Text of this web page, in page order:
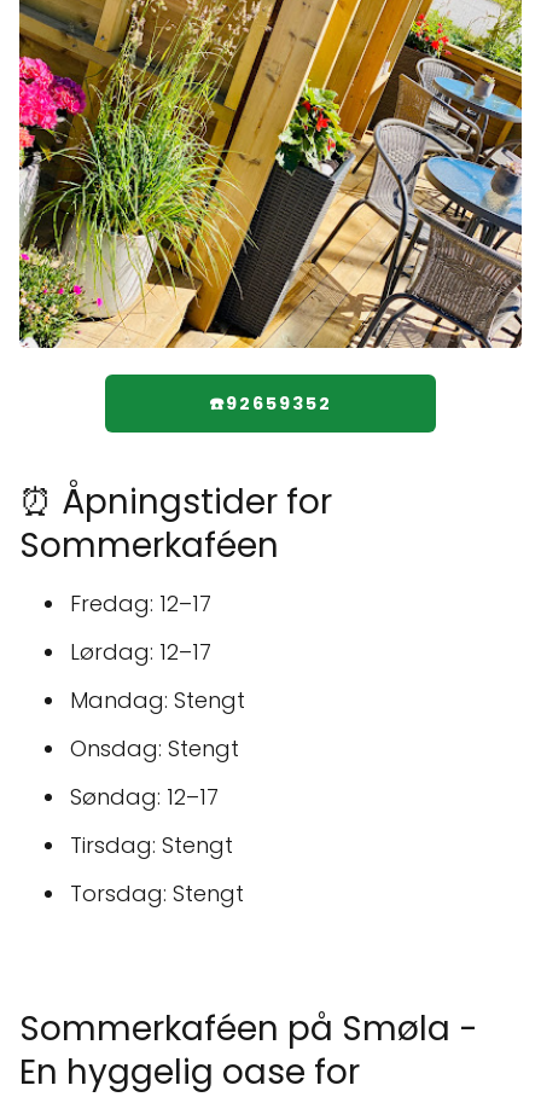
☎️92659352
⏰ Åpningstider for
Sommerkaféen
Fredag: 12–17
Lørdag: 12–17
Mandag: Stengt
Onsdag: Stengt
Søndag: 12–17
Tirsdag: Stengt
Torsdag: Stengt
Sommerkaféen på Smøla -
En hyggelig oase for